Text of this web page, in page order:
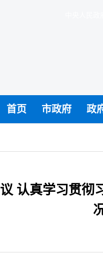
首页 市政府 政
认真学习贯彻